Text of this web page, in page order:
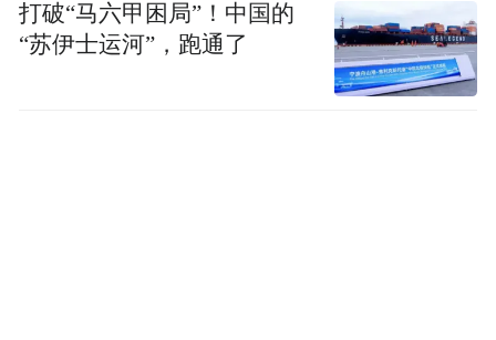
打破“马六甲困局”！中国的
“苏伊士运河”，跑通了